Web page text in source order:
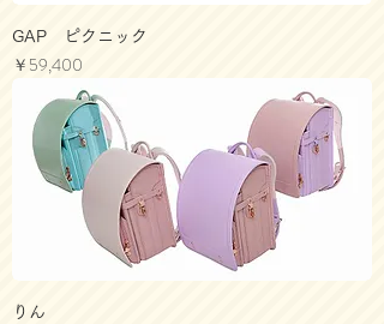
GAP ピクニック
価格
￥59,400
りん